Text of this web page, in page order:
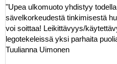
"Upea ulkomuoto yhdistyy
sävelkorkeudestä tinkimisestä
voi soittaa! Leikittävyys/
legotekeleissä yksi parhaita
Tuulianna Uimonen